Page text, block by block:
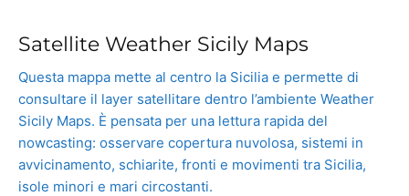
Satellite Weather Sicily Maps
Questa mappa mette al centro la Sicilia e permette di
consultare il layer satellitare dentro l’ambiente Weather
Sicily Maps. È pensata per una lettura rapida del
nowcasting: osservare copertura nuvolosa, sistemi in
avvicinamento, schiarite, fronti e movimenti tra Sicilia,
isole minori e mari circostanti.